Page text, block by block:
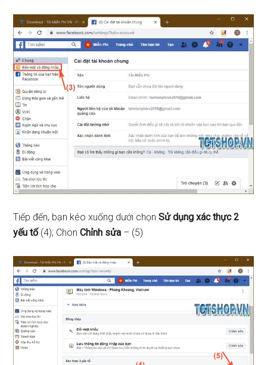
Tiếp đến, bạn kéo xuống dưới chọnSử dụng xác thực 2
yếu tố (4); ChonChỉnh sửa – (5)